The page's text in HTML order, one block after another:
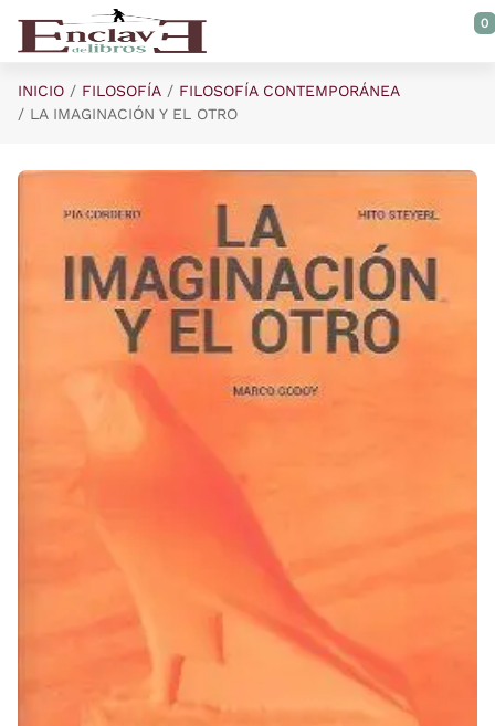
Saltar al contenido principal
0
INICIO FILOSOFÍA
FILOSOFÍA CONTEMPORÁNEA
LA IMAGINACIÓN Y EL OTRO